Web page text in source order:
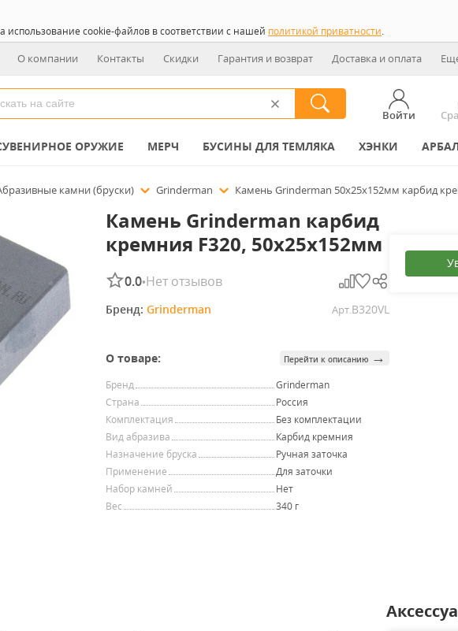
использование cookie-файлов в соответствии с нашей политикой приватности.
О компании Контакты Скидки Гарантия и возврат Доставка и оплата
Войти
ОРУЖИЕ МЕРЧ БУСИНЫ ДЛЯ ТЕМЛЯКА ХЭНКИ
камни (бруски) Grinderman Камень Grinderman 50х25х152мм карбид
Камень Grinderman карбид
кремния F320, 50х25х152мм
0.0•Нет отзывов
Бренд: Grinderman Арт.B320VL
О товаре: Перейти к описанию →
Бренд
Grinderman
Страна
Россия
Комплектация
Без комплектации
Вид абразива
Карбид кремния
Назначение бруска
Ручная заточка
Применение
Для заточки
Набор камней
Нет
Вес
340 г